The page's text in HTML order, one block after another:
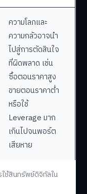
ช้สินทรัพย์ดิจิทัลใน
ความโลภและ
ความกลัวอาจนำ
ไปสู่การตัดสินใจ
ที่ผิดพลาด เช่น
ซื้อตอนราคาสูง
ขายตอนราคาต่ำ
หรือใช้
Leverage มาก
เกินไปจนพอร์ต
เสียหาย